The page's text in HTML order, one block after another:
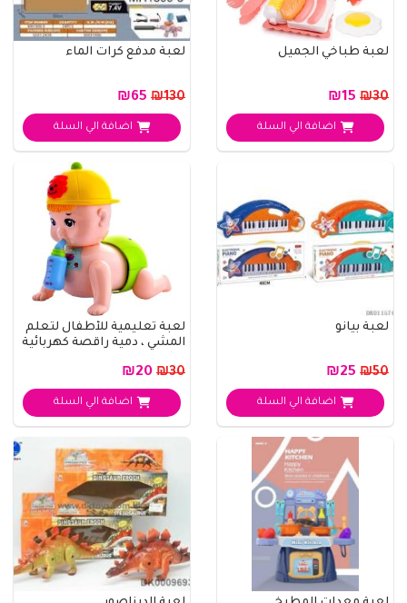
لعبة طباخي الجميل
₪30
اضافة الي السلة
لعبة مدفع كرات الماء
₪130
اضافة الي السلة
لعبة بيانو
₪50
اضافة الي السلة
لعبة تعليمية للأطفال لتعلم
المشي ، دمية راقصة كهربائية
₪30
اضافة الي السلة